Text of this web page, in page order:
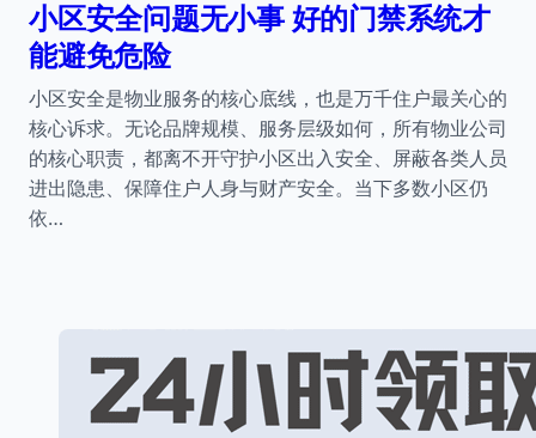
小区安全问题无小事 好的门禁系统才
能避免危险
小区安全是物业服务的核心底线，也是万千住户最关心的
核心诉求。无论品牌规模、服务层级如何，所有物业公司
的核心职责，都离不开守护小区出入安全、屏蔽各类人员
进出隐患、保障住户人身与财产安全。当下多数小区仍
依…